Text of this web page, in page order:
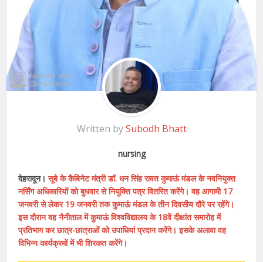
Written bySubodh Bhatt
nursing
देहरादून। सूबे के कैबिनेट मंत्री डॉ. धन सिंह रावत कुमाऊं मंडल के नवनियुक्त
नर्सिंग अधिकारियों को बुधवार से नियुक्ति पत्र वितरित करेंगे। वह आगामी 17
जनवरी से लेकर 19 जनवरी तक कुमाऊं मंडल के तीन दिवसीय दौरे पर रहेंगे।
इस दौरान वह नैनीताल में कुमाऊं विश्वविद्यालय के 18वें दीक्षांत समारोह में
प्रतिभाग कर छात्र-छात्राओं को उपाधियां प्रदान करेंगे। इसके अलावा वह
विभिन्न कार्यक्रमों में भी शिरकत करेंगे।